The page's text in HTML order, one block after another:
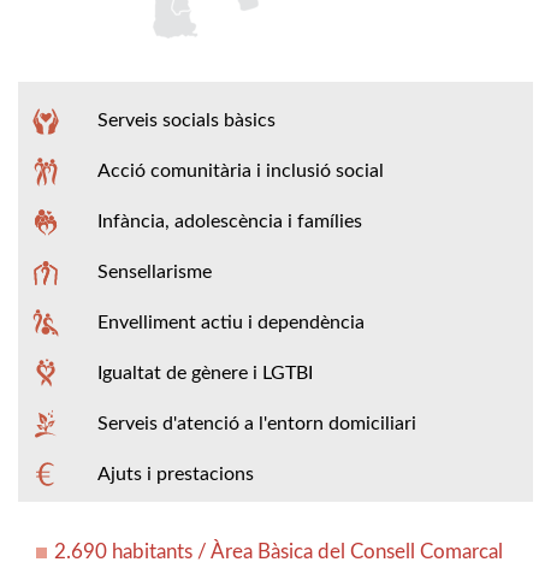
Serveis socials bàsics
Acció comunitària i inclusió social
Infància, adolescència i famílies
Sensellarisme
Envelliment actiu i dependència
Igualtat de gènere i LGTBI
Serveis d'atenció a l'entorn domiciliari
Ajuts i prestacions
2.690 habitants / Àrea Bàsica del Consell Comarcal